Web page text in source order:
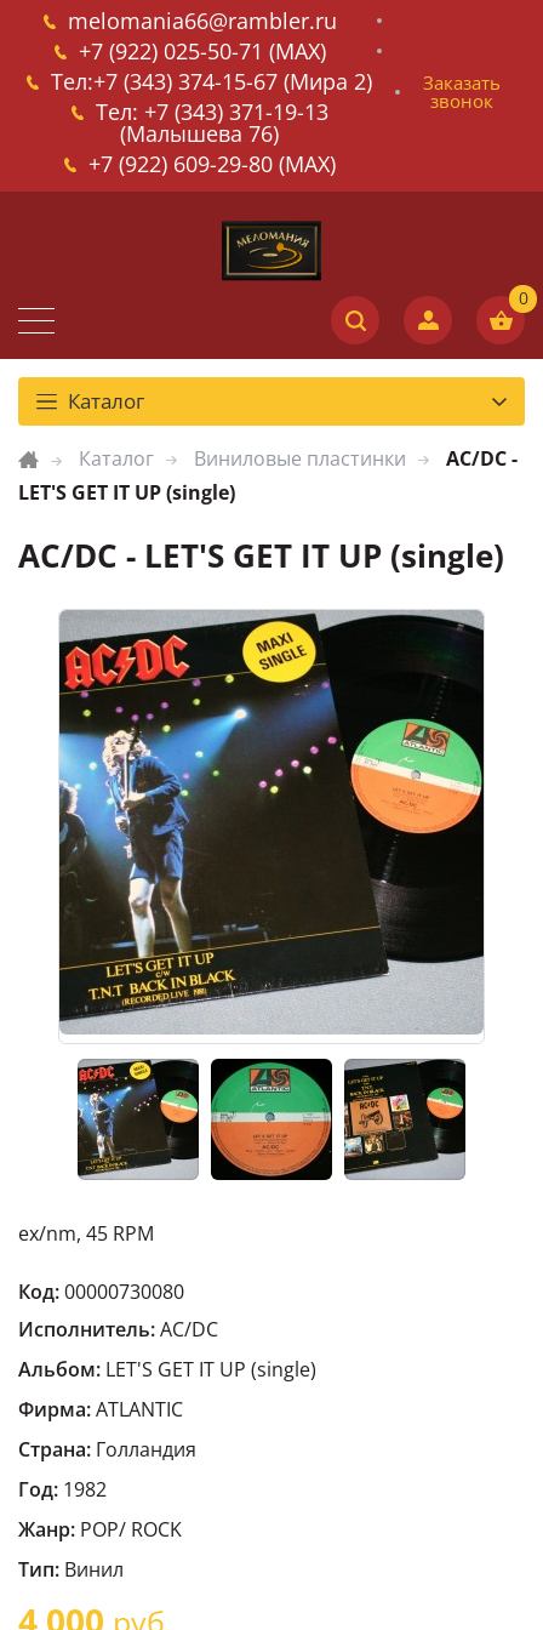
melomania66@rambler.ru
+7 (922) 025-50-71 (MAX)
Тел:+7 (343) 374-15-67 (Мира 2)
Тел: +7 (343) 371-19-13
(Малышева 76)
+7 (922) 609-29-80 (MAX)
Заказать
звонок
Каталог
Каталог Виниловые пластинки
AC/DC -
LET'S GET IT UP (single)
AC/DC - LET'S GET IT UP (single)
ex/nm, 45 RPM
Код:00000730080
Исполнитель:AC/DC
Альбом: LET'S GET IT UP (single)
Фирма:ATLANTIC
Страна: Голландия
Год: 1982
Жанр: POP/ ROCK
Тип: Винил
4 000 руб.